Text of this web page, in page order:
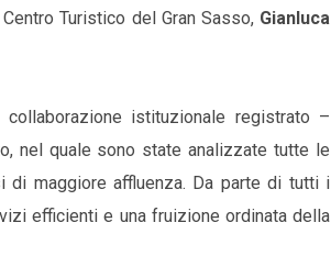
Turistico del Gran Sasso, Gianluca
istituzionale registrato –
nel quale sono state analizzate tutte le
di maggiore affluenza. Da parte di tutti i
efficienti e una fruizione ordinata della